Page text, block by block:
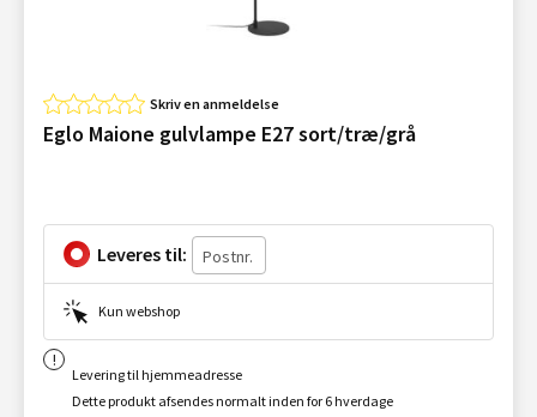
Skriv en anmeldelse
Eglo Maione gulvlampe E27 sort/træ/grå
Leveres til:
Kun webshop
Levering til hjemmeadresse
Dette produkt afsendes normalt inden for 6 hverdage